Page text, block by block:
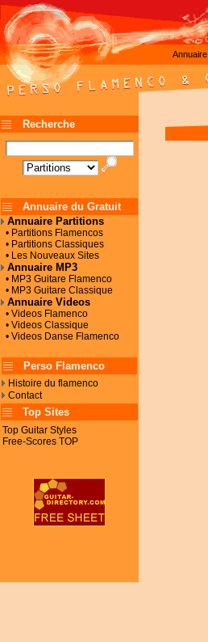
Annuaire
Recherche
Annuaire du Gratuit
Annuaire Partitions
• Partitions Flamencos
• Partitions Classiques
• Les Nouveaux Sites
Annuaire MP3
• MP3 Guitare Flamenco
• MP3 Guitare Classique
Annuaire Videos
• Videos Flamenco
• Videos Classique
• Videos Danse Flamenco
Perso Flamenco
Histoire du flamenco
Contact
Top Sites
Top Guitar Styles
Free-Scores TOP